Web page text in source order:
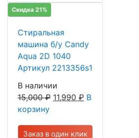
Скидка 21%
Стиральная
машина б/у Candy
Aqua 2D 1040
Артикул 2213356s1
В наличии
15,000₽ 11,990 ₽ В
корзину
Заказ в один клик